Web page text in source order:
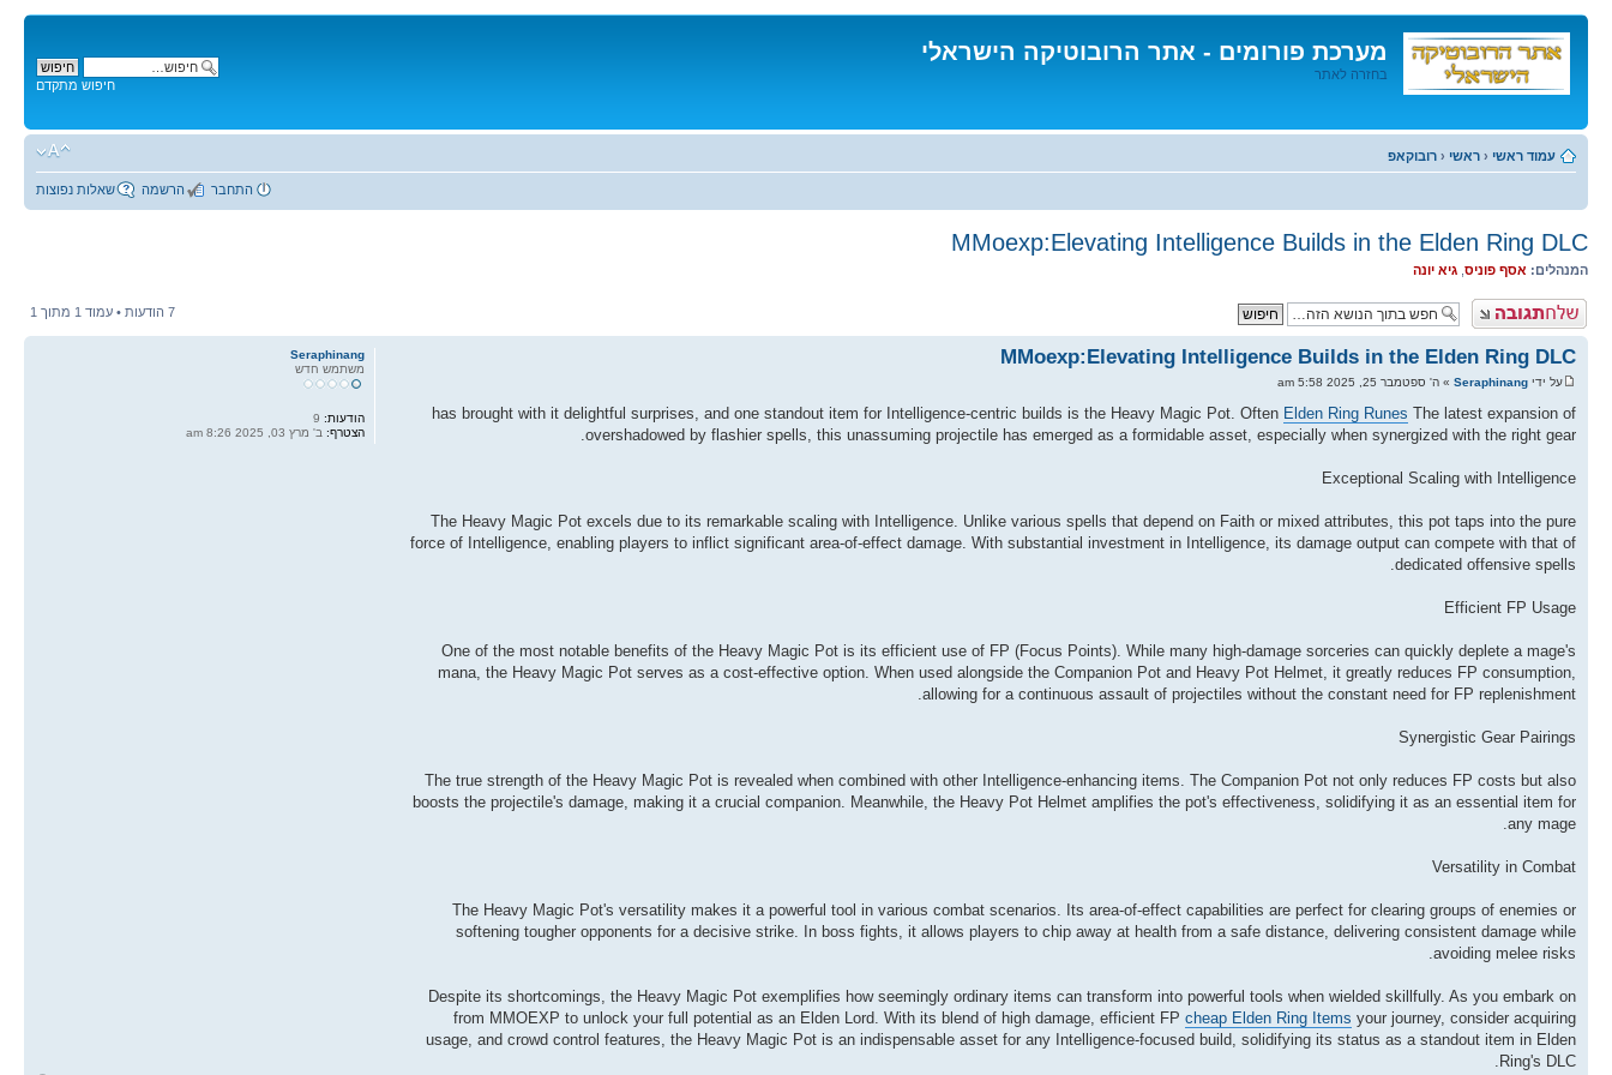
מערכת פורומים - אתר הרובוטיקה הישראלי
בחזרה לאתר
לתוכן
חיפוש מתקדם
עמוד ראשי ‹ ראשי ‹ רובוקאפ
שאלות נפוצות הרשמה התחבר
MMoexp:Elevating Intelligence Builds in the Elden Ring DLC
המנהלים: אסף פוניס גיא יונה
פרסם תגובה 7 הודעות • עמוד 1 מתוך 1
MMoexp:Elevating Intelligence Builds in the Elden Ring DLC
על ידי Seraphinang » ה' ספטמבר 25, 2025 5:58 am
The latest expansion of
Elden Ring Runes
has brought with it delightful surprises, and one standout item for Intelligence-centric builds is the Heavy Magic Pot. Often
overshadowed by flashier spells, this unassuming projectile has emerged as a formidable asset, especially when synergized with the right gear.
Exceptional Scaling with Intelligence
The Heavy Magic Pot excels due to its remarkable scaling with Intelligence. Unlike various spells that depend on Faith or mixed attributes, this pot taps into the pure
force of Intelligence, enabling players to inflict significant area-of-effect damage. With substantial investment in Intelligence, its damage output can compete with that of
dedicated offensive spells.
Efficient FP Usage
One of the most notable benefits of the Heavy Magic Pot is its efficient use of FP (Focus Points). While many high-damage sorceries can quickly deplete a mage's
mana, the Heavy Magic Pot serves as a cost-effective option. When used alongside the Companion Pot and Heavy Pot Helmet, it greatly reduces FP consumption,
allowing for a continuous assault of projectiles without the constant need for FP replenishment.
Synergistic Gear Pairings
The true strength of the Heavy Magic Pot is revealed when combined with other Intelligence-enhancing items. The Companion Pot not only reduces FP costs but also
boosts the projectile's damage, making it a crucial companion. Meanwhile, the Heavy Pot Helmet amplifies the pot's effectiveness, solidifying it as an essential item for
any mage.
Versatility in Combat
The Heavy Magic Pot's versatility makes it a powerful tool in various combat scenarios. Its area-of-effect capabilities are perfect for clearing groups of enemies or
softening tougher opponents for a decisive strike. In boss fights, it allows players to chip away at health from a safe distance, delivering consistent damage while
avoiding melee risks.
Despite its shortcomings, the Heavy Magic Pot exemplifies how seemingly ordinary items can transform into powerful tools when wielded skillfully. As you embark on
your journey, consider acquiring
cheap Elden Ring Items
from MMOEXP to unlock your full potential as an Elden Lord. With its blend of high damage, efficient FP
usage, and crowd control features, the Heavy Magic Pot is an indispensable asset for any Intelligence-focused build, solidifying its status as a standout item in Elden
Ring's DLC.
Seraphinang
משתמש חדש
הודעות:
הצטרף: ב' מרץ 03, 2025 8:26 am